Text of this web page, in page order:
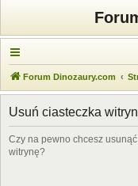
Forum Dinozaury.com
Usuń ciasteczka
Czy na pewno chcesz
witrynę?